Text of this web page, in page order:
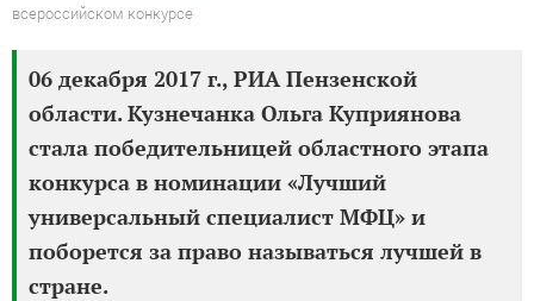
всероссийском конкурсе
06 декабря 2017 г., РИА Пензенской
области. Кузнечанка Ольга Куприянова
стала победительницей областного этапа
конкурса в номинации «Лучший
универсальный специалист МФЦ» и
поборется за право называться лучшей в
стране.